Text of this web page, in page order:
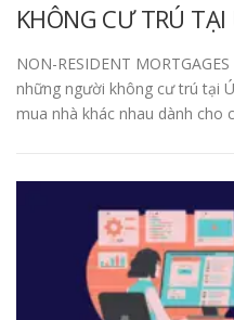
KHÔNG CƯ TRÚ TẠI
NON-RESIDENT
những người không cư trú tại
mua nhà khác nhau dành cho